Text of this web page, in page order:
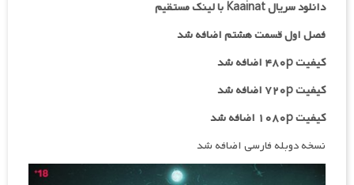
دانلود سریال Kaainat با لینک مستقیم
فصل اول قسمت هشتم اضافه شد
کیفیت ۴۸۰p اضافه شد
کیفیت ۷۲۰p
اضافه شد
کیفیت ۱۰۸۰p اضافه شد
نسخه دوبله فارسی اضافه شد